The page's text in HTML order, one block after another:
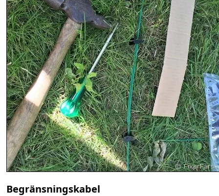
Begränsningskabel